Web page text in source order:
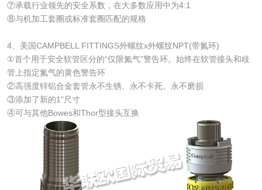
⑦承载行业领先的安全系数，在大多数应用中为4:1
⑧与机加工套圈或标准套圈匹配的规格
4、美国CAMPBELL FITTINGS外螺纹x外螺纹NPT(带氮环)
①首个用于安全软管区分的“仅限氮气”警告环。始终在软管接头和歧
管上指定氮气的黄色警告环
②高强度锌铝合金套管永不生锈、永不卡死、永不磨损
③添加了新的1"尺寸
④可与其他Bowes和Thor型接头互换